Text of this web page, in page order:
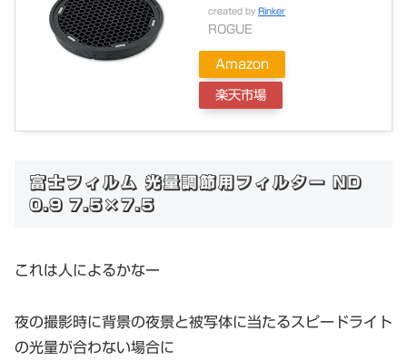
created by Rinker
ROGUE
Amazon
楽天市場
富士フィルム 光量調節用フィルター ND
0.9 7.5×7.5
これは人によるかなー
夜の撮影時に背景の夜景と被写体に当たるスピードライト
の光量が合わない場合に